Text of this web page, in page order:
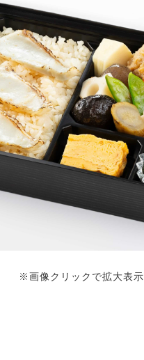
※画像クリックで拡大表示